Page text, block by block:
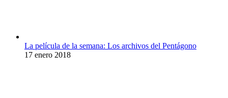
La película de la semana: Los archivos del Pentágono
17 enero 2018